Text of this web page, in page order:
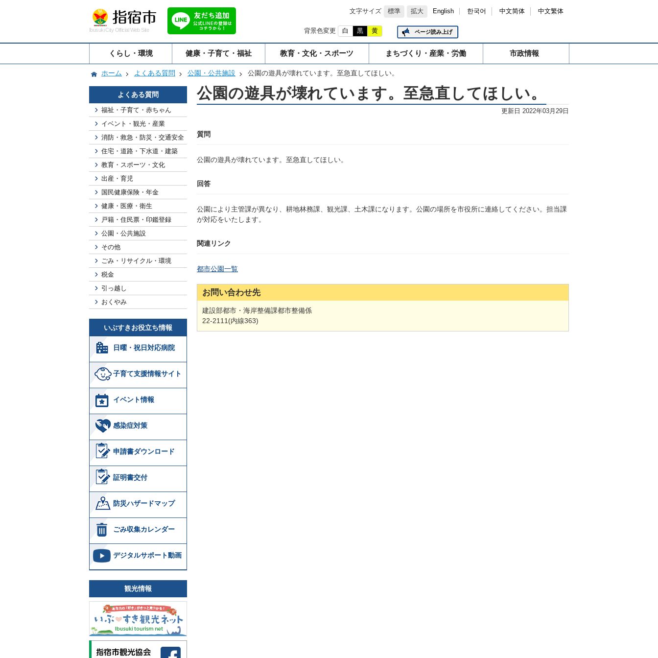
文字サイズ 標準 拡大 English 한국어 中文简体 中文繁体
Ibusuki City Official Web Site 背景色変更 白 黒 黄 ページ読み上げ
くらし・環境 健康・子育て・福祉 教育・文化・スポーツ まちづくり・産業・労働 市政情報
ホーム よくある質問 公園・公共施設 公園の遊具が壊れています。至急直してほしい。
よくある質問
福祉・子育て・赤ちゃん
イベント・観光・産業
消防・救急・防災・交通安全
住宅・道路・下水道・建築
教育・スポーツ・文化
出産・育児
国民健康保険・年金
健康・医療・衛生
戸籍・住民票・印鑑登録
公園・公共施設
その他
ごみ・リサイクル・環境
税金
引っ越し
おくやみ
いぶすきお役立ち情報
日曜・祝日対応病院
子育て支援情報サイト
イベント情報
感染症対策
申請書ダウンロード
証明書交付
防災ハザードマップ
ごみ収集カレンダー
デジタルサポート動画
観光情報
公園の遊具が壊れています。至急直してほしい。
更新日 2022年03月29日
質問
公園の遊具が壊れています。至急直してほしい。
回答
公園により主管課が異なり、耕地林務課、観光課、土木課になります。公園の場所を市役所に連絡してください。担当課
が対応をいたします。
関連リンク
都市公園一覧
お問い合わせ先
建設部都市・海岸整備課都市整備係
22-2111(内線363)